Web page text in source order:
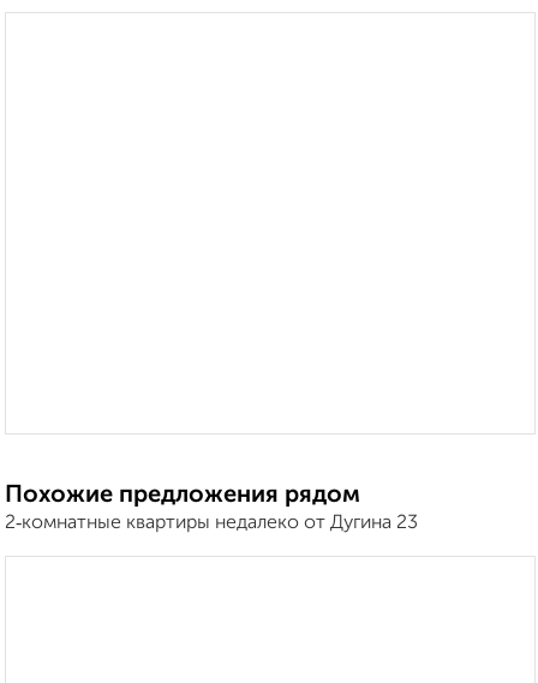
Похожие предложения рядом
2‑комнатные квартиры недалеко от Дугина 23